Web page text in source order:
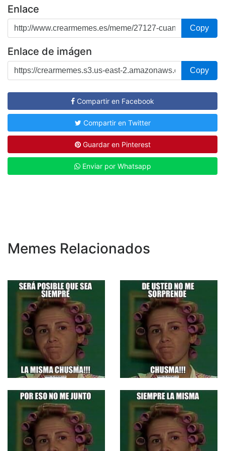
Enlace
Copy
Enlace de imágen
Copy
Compartir en Facebook
Compartir en Twitter
Guardar en Pinterest
Enviar por Whatsapp
Memes Relacionados